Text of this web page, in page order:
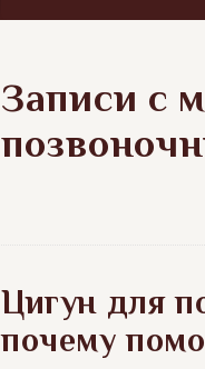
Записи с
Цигун для
почему